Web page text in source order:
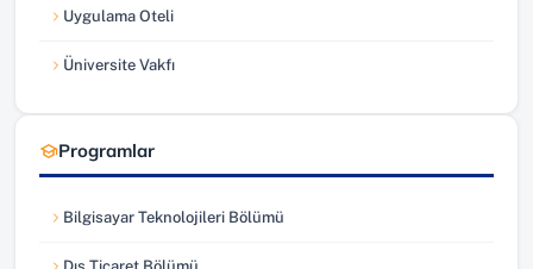
Uygulama Oteli
(yeni sekmede açılır)
Üniversite Vakfı
(yeni sekmede açılır)
Programlar
Bilgisayar Teknolojileri Bölümü